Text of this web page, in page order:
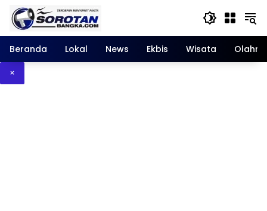
Langsung
konten
Beranda
Lokal News Ekbis Wisata
×